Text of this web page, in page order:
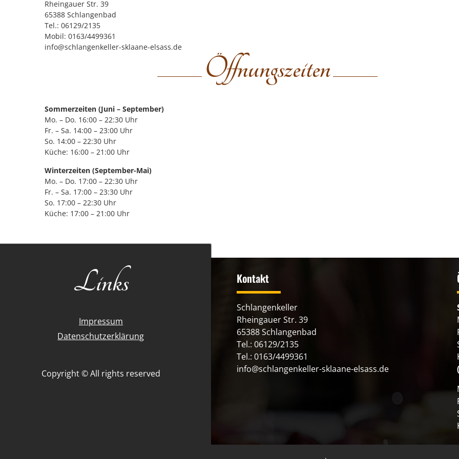
Rheingauer Str. 39
65388 Schlangenbad
Tel.: 06129/2135
Mobil: 0163/4499361
info@schlangenkeller-sklaane-elsass.de
Öffnungszeiten
Sommerzeiten (Juni – September)
Mo. – Do. 16:00 – 22:30 Uhr
Fr. – Sa. 14:00 – 23:00 Uhr
So. 14:00 – 22:30 Uhr
Küche: 16:00 – 21:00 Uhr
Winterzeiten (September-Mai)
Mo. – Do. 17:00 – 22:30 Uhr
Fr. – Sa. 17:00 – 23:30 Uhr
So. 17:00 – 22:30 Uhr
Küche: 17:00 – 21:00 Uhr
Links
Impressum
Datenschutzerklärung
Copyright © All rights reserved
Kontakt
Schlangenkeller
Rheingauer Str. 39
65388 Schlangenbad
Tel.: 06129/2135
Tel.: 0163/4499361
info@schlangenkeller-sklaane-elsass.de